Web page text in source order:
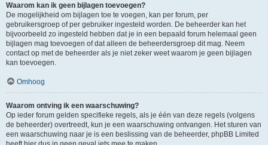
Waarom kan ik geen bijlagen toevoegen?
De mogelijkheid om bijlagen toe te voegen, kan per forum, per
gebruikersgroep of per gebruiker ingesteld worden. De beheerder kan het
bijvoorbeeld zo ingesteld hebben dat je in een bepaald forum helemaal geen
bijlagen mag toevoegen of dat alleen de beheerdersgroep dit mag. Neem
contact op met de beheerder als je niet zeker weet waarom je geen bijlagen
kan toevoegen.
Omhoog
Waarom ontving ik een waarschuwing?
Op ieder forum gelden specifieke regels, als je één van deze regels (volgens
de beheerder) overtreedt, kun je een waarschuwing ontvangen. Het sturen van
een waarschuwing naar je is een beslissing van de beheerder, phpBB Limited